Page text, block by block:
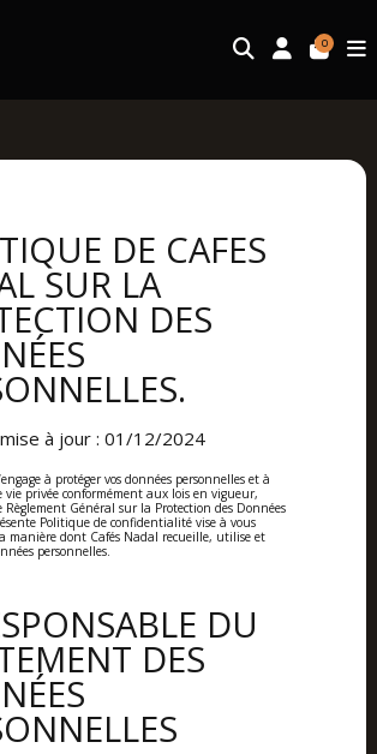
0
DE CAFES
SUR LA
DES
à jour : 01/12/2024
à protéger vos données personnelles et à
vie privée conformément aux lois en vigueur,
Général sur la Protection des Données
Politique de confidentialité vise à vous
manière dont Cafés Nadal recueille, utilise et
personnelles.
DU
DES